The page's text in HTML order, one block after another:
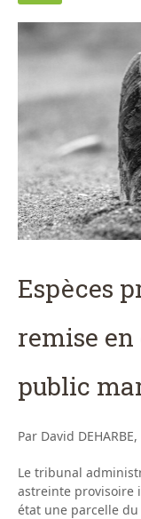
Espèces
remise
public
Par David
Le tribunal
astreinte provisoire
état une parcelle